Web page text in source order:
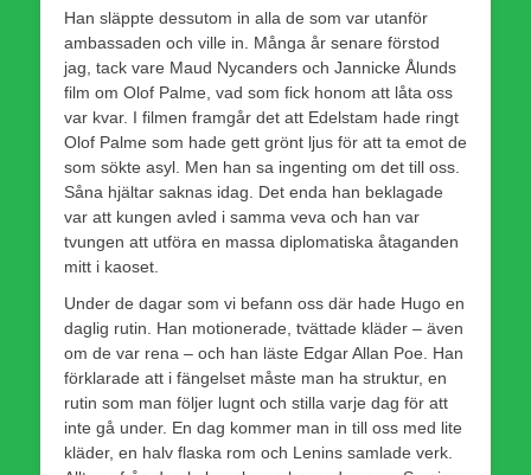
Han släppte dessutom in alla de som var utanför
ambassaden och ville in. Många år senare förstod
jag, tack vare Maud Nycanders och Jannicke Ålunds
film om Olof Palme, vad som fick honom att låta oss
var kvar. I filmen framgår det att Edelstam hade ringt
Olof Palme som hade gett grönt ljus för att ta emot de
som sökte asyl. Men han sa ingenting om det till oss.
Såna hjältar saknas idag. Det enda han beklagade
var att kungen avled i samma veva och han var
tvungen att utföra en massa diplomatiska åtaganden
mitt i kaoset.
Under de dagar som vi befann oss där hade Hugo en
daglig rutin. Han motionerade, tvättade kläder – även
om de var rena – och han läste Edgar Allan Poe. Han
förklarade att i fängelset måste man ha struktur, en
rutin som man följer lugnt och stilla varje dag för att
inte gå under. En dag kommer man in till oss med lite
kläder, en halv flaska rom och Lenins samlade verk.